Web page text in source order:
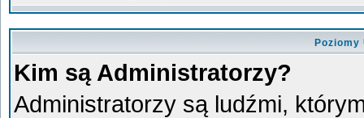
Kim są Administratorzy?
Administratorzy są ludźmi,